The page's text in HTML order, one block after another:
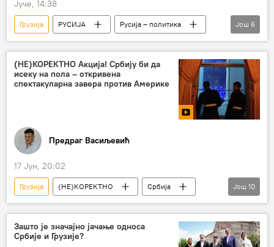
Јуче, 14:38
Грузија РУСИЈА
Русија – политика
Дмитриј Медведев
Запад
Владимир Зеленски
Михаил Сакашвили
Јужна Осетија
Абхазија
Још 6
(НЕ)КОРЕКТНО Акција! Србију би да
исеку на пола – откривена
спектакуларна завера против Америке
Предраг Васиљевић
17 Јун, 20:02
Грузија (НЕ)КОРЕКТНО
Србија
Европска унија (ЕУ)
Марта Кос
ФБИ
Бела кућа
Доналд Трамп
Владимир Зеленски
Италија
Још 10
Зашто је значајно јачање односа
Србије и Грузије?